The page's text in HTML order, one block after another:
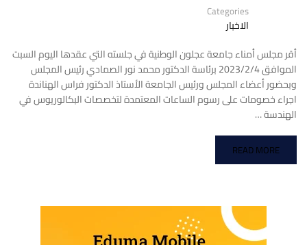
Categories
الاخبار
أقر مجلس أمناء جامعة عجلون الوطنية في جلسته التي عقدها اليوم السبت
الموافق 2023/2/4 برئاسة الدكتور محمد نور الصمادي رئيس المجلس
وبحضور أعضاء المجلس ورئيس الجامعة الأستاذ الدكتور فراس الهناندة
اجراء خصومات على رسوم الساعات المعتمدة لتخصصات البكالوريوس في
الهندسة …
READ MORE